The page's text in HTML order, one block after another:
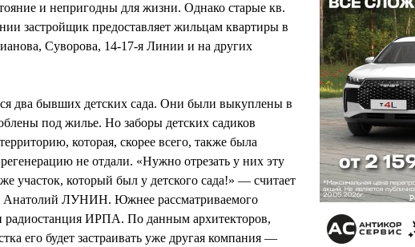
и непригодны для жизни. Однако старые кв.
застройщик предоставляет жильцам квартиры в
Суворова, 14-17-я Линии и на других
два бывших детских сада. Они были выкуплены в
под жилье. Но заборы детских садиков
которая, скорее всего, также была
не отдали. «Нужно отрезать у них эту
участок, который был у детского сада!» — считает
Анатолий ЛУНИН. Южнее рассматриваемого
и радиостанция ИРПА. По данным архитекторов,
его будет застраивать уже другая компания —